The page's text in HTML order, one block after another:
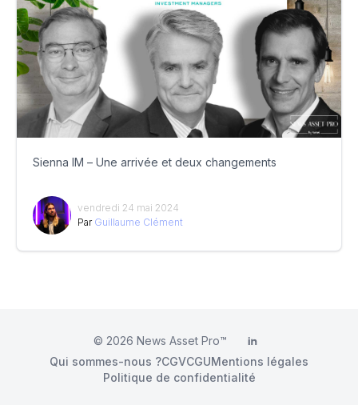
Sienna IM – Une arrivée et deux changements
vendredi 24 mai 2024
Par Guillaume Clément
© 2026 News Asset Pro™ LinkedIn
Qui sommes-nous ?CGVCGUMentions légales
Politique de confidentialité